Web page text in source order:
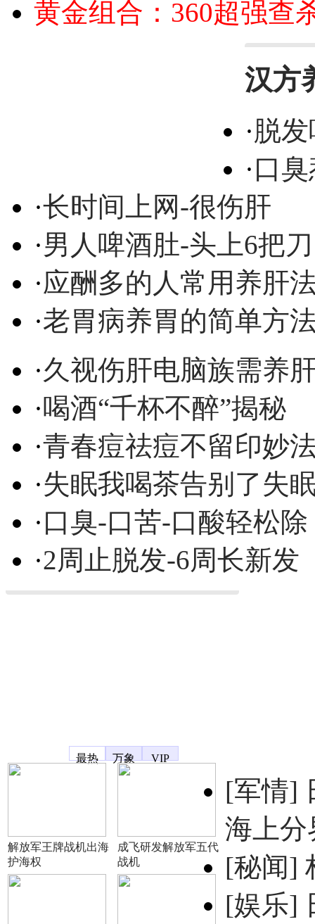
黄金组合：360超强查
汉方
·脱
·口
·长时间上网-很伤肝
·男人啤酒肚-头上6把刀
·应酬多的人常用养肝
·老胃病养胃的简单方
·久视伤肝电脑族需养
·喝酒“千杯不醉”揭秘
·青春痘祛痘不留印妙
·失眠我喝茶告别了失
·口臭-口苦-口酸轻松除
·2周止脱发-6周长新发
最热
万象 VIP
解放军王牌战机出海
护海权
成飞研发解放军五代
战机
[军情]
海上分
[秘闻]
[娱乐]